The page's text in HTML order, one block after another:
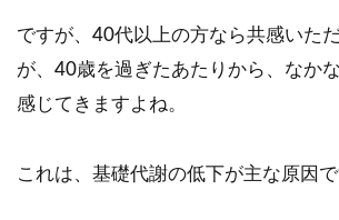
ですが、40代以上の方なら共感いた
が、40歳を過ぎたあたりから、なか
感じてきますよね。
これは、基礎代謝の低下が主な原因で